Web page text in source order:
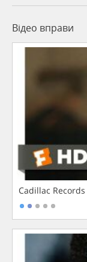
Відео вправи
Cadillac